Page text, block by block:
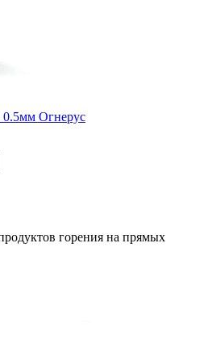
Огнерус
горения на прямых